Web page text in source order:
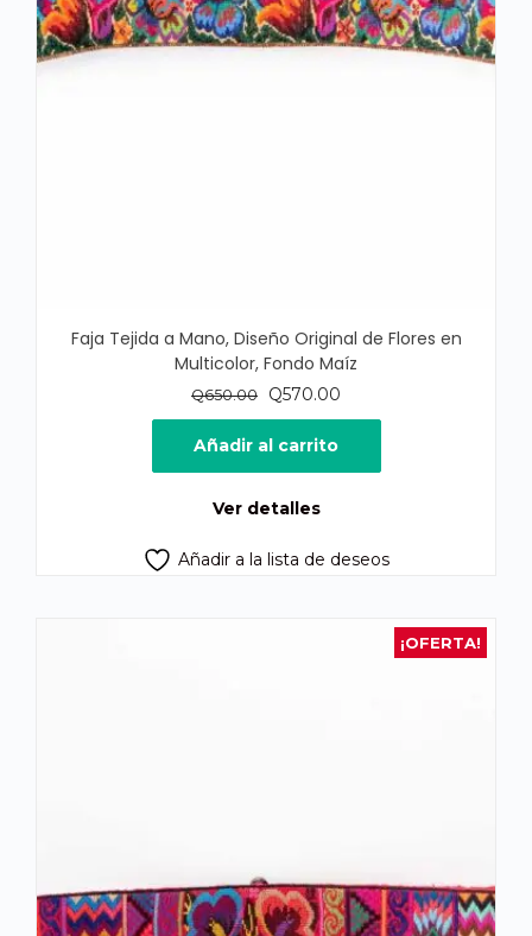
Faja Tejida a Mano, Diseño Original de Flores en
Multicolor, Fondo Maíz
Q650.00
El
precio
original
era:
Q570.00
precio
es:
Añadir al carrito
Ver detalles
Añadir a la lista de deseos
¡OFERTA!